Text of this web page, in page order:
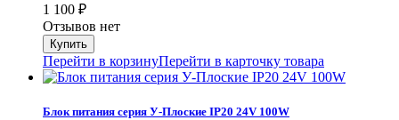
1 100 ₽
Отзывов нет
Перейти в корзинуПерейти в карточку товара
Блок питания серия У-Плоские IP20 24V 100W